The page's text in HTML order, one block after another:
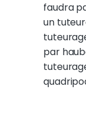
faudra
un
par